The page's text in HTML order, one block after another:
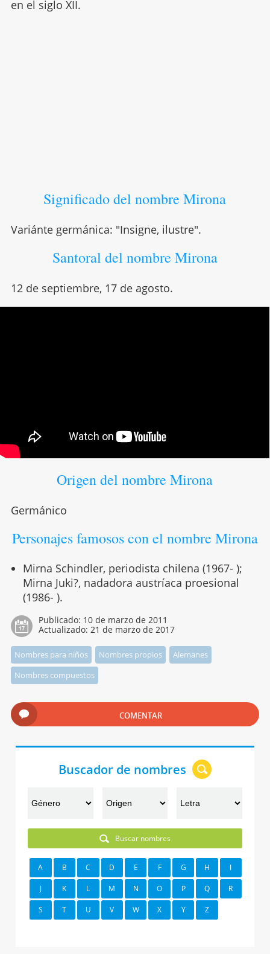
en el siglo XII.
Significado del nombre Mirona
Variánte germánica: "Insigne, ilustre".
Santoral del nombre Mirona
12 de septiembre, 17 de agosto.
Origen del nombre Mirona
Germánico
Personajes famosos con el nombre Mirona
Mirna Schindler, periodista chilena (1967- );
Mirna Juki?, nadadora austríaca proesional
(1986- ).
Publicado: 10 de marzo de 2011
Actualizado: 21 de marzo de 2017
Nombres para niños Nombres propios
Alemanes
Nombres compuestos
COMENTAR
Buscador de nombres
Buscar nombres
A B C D E F G H I
J K L M N O P Q R
S T U V W X Y Z